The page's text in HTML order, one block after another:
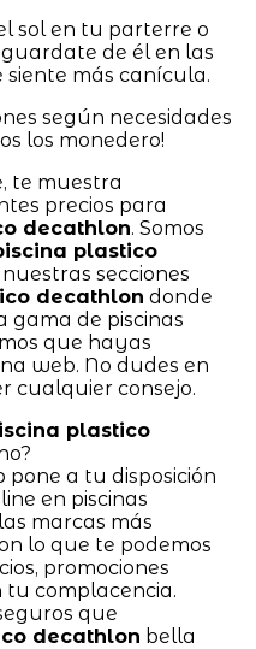
sol en tu parterre o
de él en las
siente más canícula.
según necesidades
los monedero!
te muestra
precios para
decathlon. Somos
plastico
secciones
decathlon donde
gama de piscinas
que hayas
web. No dudes en
cualquier consejo.
plastico
pone a tu disposición
en piscinas
marcas más
lo que te podemos
promociones
tu complacencia.
que
decathlon bella